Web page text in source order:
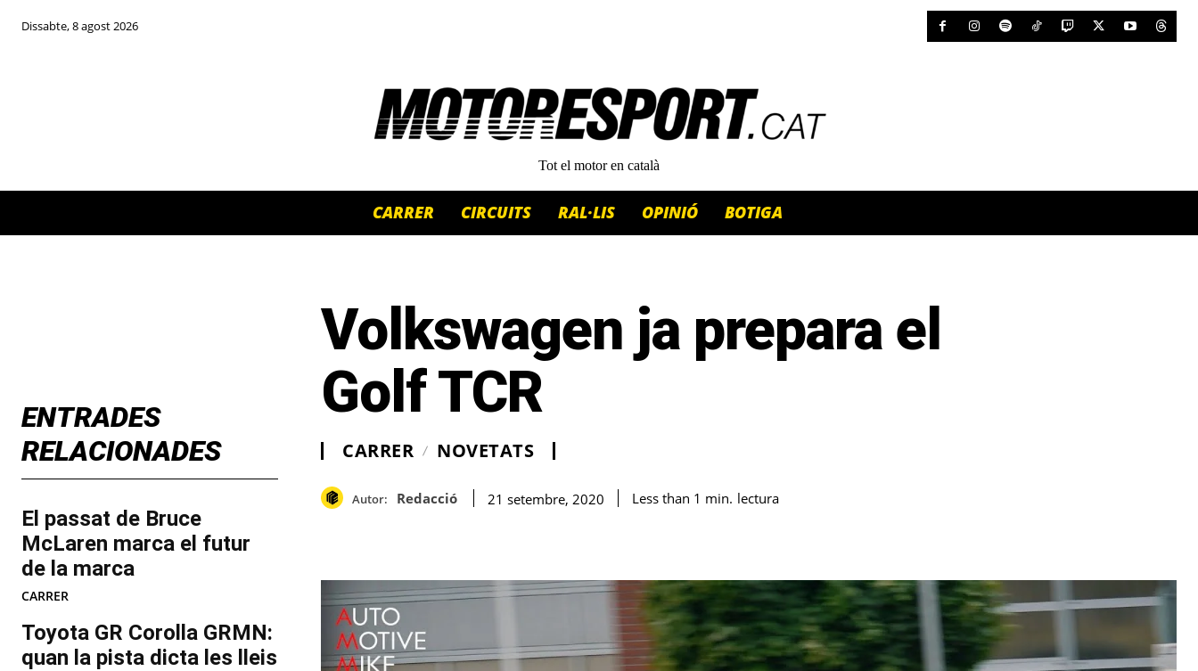
Dissabte, 8 agost 2026
Tot el motor en català
CARRER CIRCUITS RAL·LIS OPINIÓ BOTIGA
ENTRADES
RELACIONADES
El passat de Bruce
McLaren marca el futur
de la marca
CARRER
Toyota GR Corolla GRMN:
quan la pista dicta les lleis
Volkswagen ja prepara el
Golf TCR
CARRER NOVETATS
Autor: Redacció 21 setembre, 2020 Less than 1 min. lectura